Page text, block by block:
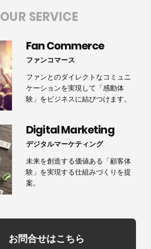
OUR SERVICE
Fan Commerce
ファンコマース
ファンとのダイレクトなコミュニ
ケーションを実現して「感動体
験」をビジネスに結びつけます。
Digital Marketing
デジタルマーケティング
未来を創造する価値ある「顧客体
験」を実現する仕組みづくりを提
案。
お問合せはこちら